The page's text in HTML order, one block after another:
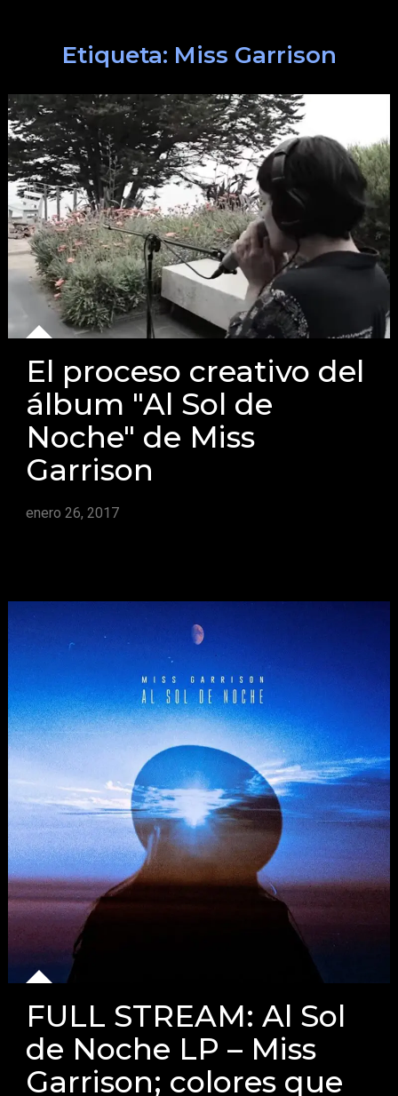
Etiqueta: Miss Garrison
El proceso creativo del
álbum "Al Sol de
Noche" de Miss
Garrison
enero 26, 2017
FULL STREAM: Al Sol
de Noche LP – Miss
Garrison; colores que